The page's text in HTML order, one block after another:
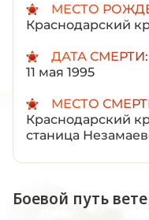
МЕСТО
Краснодарский
ДАТА СМЕРТИ:
11 мая 1995
МЕСТО
Краснодарский
станица
Боевой путь